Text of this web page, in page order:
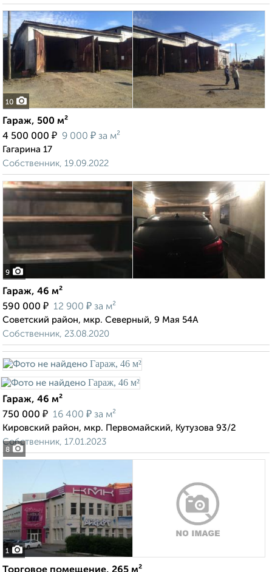
10
Гараж, 500 м²
4 500 000 ₽ 9 000 ₽ за м²
Гагарина 17
Собственник, 19.09.2022
9
Гараж, 46 м²
590 000 ₽ 12 900 ₽ за м²
Советский район, мкр. Северный, 9 Мая 54А
Собственник, 23.08.2020
8
Гараж, 46 м²
750 000 ₽ 16 400 ₽ за м²
Кировский район, мкр. Первомайский, Кутузова 93/2
Собственник, 17.01.2023
1